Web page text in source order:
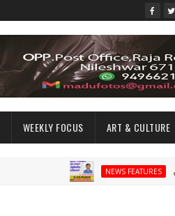
WEEKLY FOCUS ART & CULTURE
NEWS FEATURES എന്റെ